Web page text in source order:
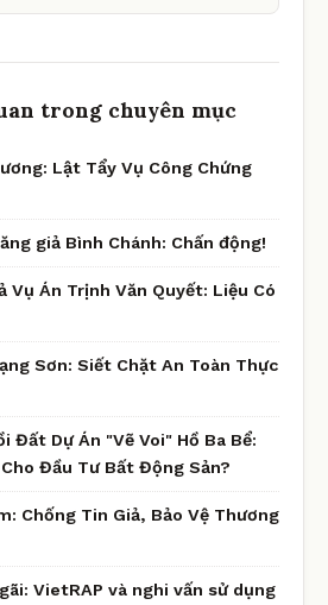
trong chuyên mục
Lật Tẩy Vụ Công Chứng
giả Bình Chánh: Chấn động!
Vụ Án Trịnh Văn Quyết: Liệu Có
Sơn: Siết Chặt An Toàn Thực
Đất Dự Án "Vẽ Voi" Hồ Ba Bể:
Đầu Tư Bất Động Sản?
Chống Tin Giả, Bảo Vệ Thương
VietRAP và nghi vấn sử dụng